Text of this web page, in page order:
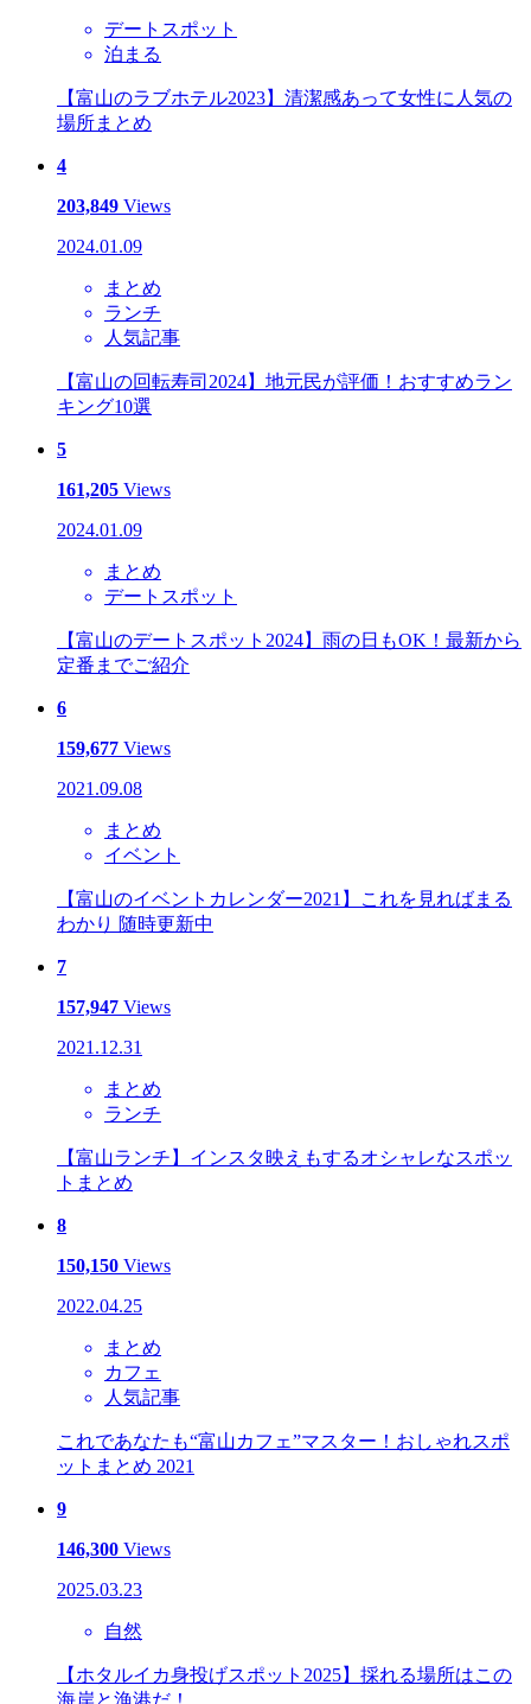
デートスポット
泊まる
【富山のラブホテル2023】清潔感あって女性に人気の
場所まとめ
4
203,849 Views
2024.01.09
まとめ
ランチ
人気記事
【富山の回転寿司2024】地元民が評価！おすすめラン
キング10選
5
161,205 Views
2024.01.09
まとめ
デートスポット
【富山のデートスポット2024】雨の日もOK！最新から
定番までご紹介
6
159,677 Views
2021.09.08
まとめ
イベント
【富山のイベントカレンダー2021】これを見ればまる
わかり 随時更新中
7
157,947 Views
2021.12.31
まとめ
ランチ
【富山ランチ】インスタ映えもするオシャレなスポッ
トまとめ
8
150,150 Views
2022.04.25
まとめ
カフェ
人気記事
これであなたも“富山カフェ”マスター！おしゃれスポ
ットまとめ 2021
9
146,300 Views
2025.03.23
自然
【ホタルイカ身投げスポット2025】採れる場所はこの